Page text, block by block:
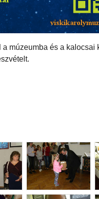
múzeumba és a kalocsai